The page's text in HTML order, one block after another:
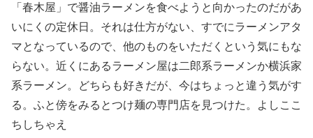
「春木屋」で醤油ラーメンを食べようと向かったのだがあ
いにくの定休日。それは仕方がない、すでにラーメンアタ
マとなっているので、他のものをいただくという気にもな
らない。近くにあるラーメン屋は二郎系ラーメンか横浜家
系ラーメン。どちらも好きだが、今はちょっと違う気がす
る。ふと傍をみるとつけ麺の専門店を見つけた。よしここ
ちしちゃえ